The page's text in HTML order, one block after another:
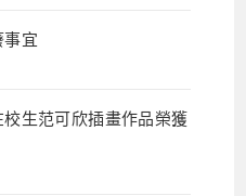
事宜
生范可欣插畫作品榮獲